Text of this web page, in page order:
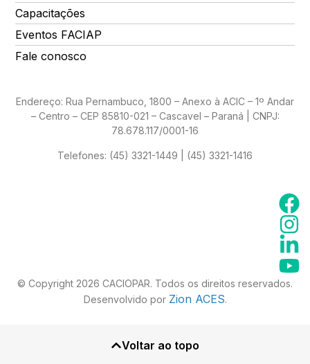
Capacitações
Eventos FACIAP
Fale conosco
Endereço: Rua Pernambuco, 1800 – Anexo à ACIC – 1º Andar
– Centro – CEP 85810-021 – Cascavel – Paraná | CNPJ:
78.678.117/0001-16
Telefones: (45) 3321-1449 | (45) 3321-1416
© Copyright 2026 CACIOPAR. Todos os direitos reservados.
Desenvolvido por Zion ACES.
Voltar ao topo